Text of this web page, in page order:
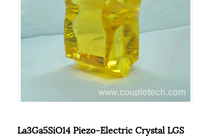
La3Ga5SiO14 Piezo-Electric Crystal LGS